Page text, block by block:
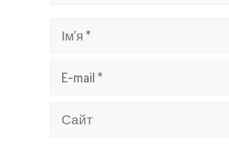
Ім’я
Сайт